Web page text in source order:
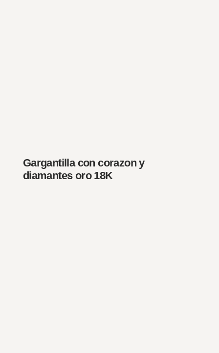
Gargantilla con corazon y
diamantes oro 18K